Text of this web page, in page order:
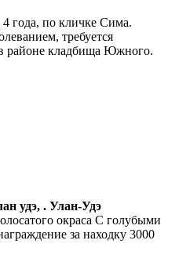
4 года, по кличке Сима.
требуется
районе кладбища Южного.
удэ, . Улан-Удэ
окраса С голубыми
за находку 3000